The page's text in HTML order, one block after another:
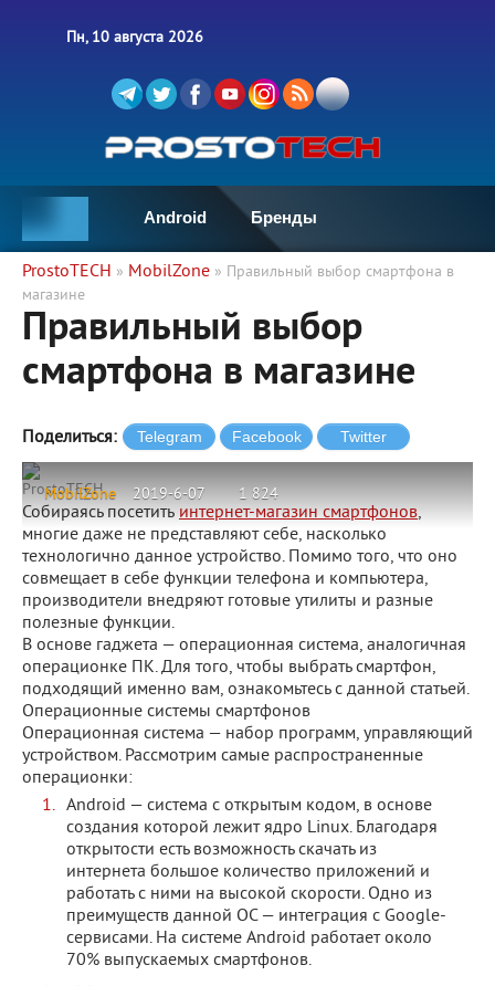
Пн, 10 августа 2026
Android Бренды
ProstoTECH » MobilZone » Правильный выбор смартфона в
магазине
Правильный выбор
смартфона в магазине
Поделиться:
MobilZone 2019-6-07 1 824
ProstoTECH
Собираясь посетитьинтернет-магазин смартфонов,
многие даже не представляют себе, насколько
технологично данное устройство. Помимо того, что оно
совмещает в себе функции телефона и компьютера,
производители внедряют готовые утилиты и разные
полезные функции.
В основе гаджета — операционная система, аналогичная
операционке ПК. Для того, чтобы выбрать смартфон,
подходящий именно вам, ознакомьтесь с данной статьей.
Операционные системы смартфонов
Операционная система — набор программ, управляющий
устройством. Рассмотрим самые распространенные
операционки:
Android — система с открытым кодом, в основе
создания которой лежит ядро Linux. Благодаря
открытости есть возможность скачать из
интернета большое количество приложений и
работать с ними на высокой скорости. Одно из
преимуществ данной ОС — интеграция с Google-
сервисами. На системе Android работает около
70% выпускаемых смартфонов.